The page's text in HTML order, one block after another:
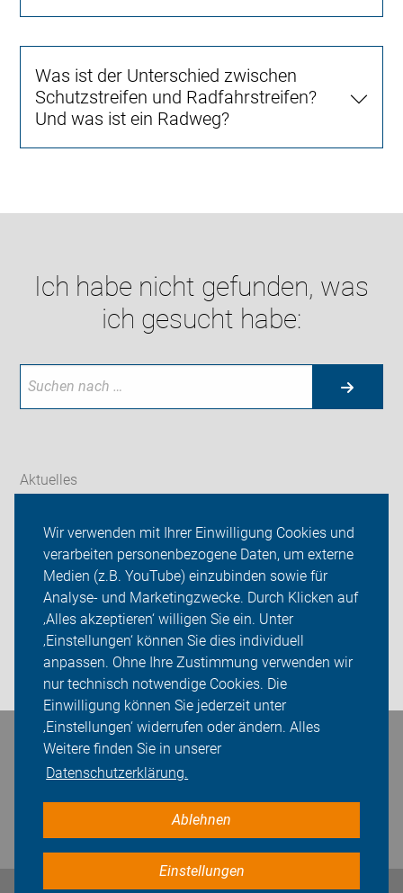
Wir verwenden mit Ihrer Einwilligung Cookies und
verarbeiten personenbezogene Daten, um externe
Medien (z.B. YouTube) einzubinden sowie für
Analyse- und Marketingzwecke. Durch Klicken auf
‚Alles akzeptieren‘ willigen Sie ein. Unter
‚Einstellungen‘ können Sie dies individuell
anpassen. Ohne Ihre Zustimmung verwenden wir
nur technisch notwendige Cookies. Die
Einwilligung können Sie jederzeit unter
‚Einstellungen‘ widerrufen oder ändern. Alles
Weitere finden Sie in unserer
Datenschutzerklärung.
Ablehnen
Einstellungen
Was ist der Unterschied zwischen
Schutzstreifen und Radfahrstreifen?
Und was ist ein Radweg?
Ich habe nicht gefunden, was
ich gesucht habe:
Aktuelles
Radtouren und Veranstaltungen 2026
ADFC Celle
Sei dabei
Login
Bleiben Sie in Kontakt